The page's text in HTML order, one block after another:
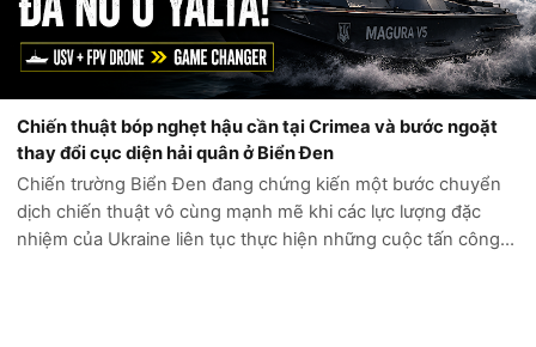
Chiến thuật bóp nghẹt hậu cần tại Crimea và bước ngoặt
thay đổi cục diện hải quân ở Biển Đen
Chiến trường Biển Đen đang chứng kiến một bước chuyển
dịch chiến thuật vô cùng mạnh mẽ khi các lực lượng đặc
nhiệm của Ukraine liên tục thực hiện những cuộc tấn công